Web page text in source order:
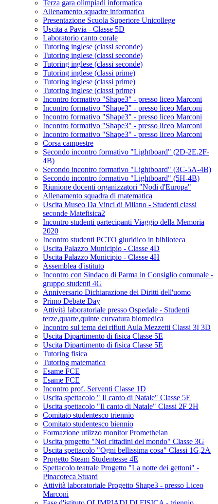
Terza gara olimpiadi informatica
Allenamento squadre informatica
Presentazione Scuola Superiore Unicollege
Uscita a Pavia - Classe 5D
Laboratorio canto corale
Tutoring inglese (classi seconde)
Tutoring inglese (classi seconde)
Tutoring inglese (classi seconde)
Tutoring inglese (classi prime)
Tutoring inglese (classi prime)
Tutoring inglese (classi prime)
Incontro formativo "Shape3" - presso liceo Marconi
Incontro formativo "Shape3" - presso liceo Marconi
Incontro formativo "Shape3" - presso liceo Marconi
Incontro formativo "Shape3" - presso liceo Marconi
Incontro formativo "Shape3" - presso liceo Marconi
Corsa campestre
Secondo incontro formativo "Lightboard" (2D-2E.2F-
4B)
Secondo incontro formativo "Lightboard" (3C-5A-4B)
Secondo incontro formativo "Lightboard" (5H-4B)
Riunione docenti organizzatori "Nodi d'Europa"
Allenamento squadra di matematica
Uscita Museo Da Vinci di Milano - Studenti classi
seconde Matefisica2
Incontro studenti partecipanti Viaggio della Memoria
2020
Incontro studenti PCTO giuridico in biblioteca
Uscita Palazzo Municipio - Classe 4D
Uscita Palazzo Municipio - Classe 4H
Assemblea d'istituto
Incontro con Sindaco di Parma in Consiglio comunale -
gruppo studenti 4G
Anniversario Dichiarazione dei Diritti dell'uomo
Primo Debate Day
Attività laboratoriale presso Ospedale - Studenti
terze,quarte,quinte curvatura biomedica
Incontro sul tema dei rifiuti Aula Mezzetti Classi 3I 3D
Uscita Dipartimento di fisica Classe 5E
Uscita Dipartimento di fisica Classe 5E
Tutoring fisica
Tutoring matematica
Esame FCE
Esame FCE
Incontro prof. Serventi Classe 1D
Uscita spettacolo " Il canto di Natale" Classe 5E
Uscita spettacolo "Il canto di Natale" Classi 2F 2H
Comitato studentesco triennio
Comitato studentesco biennio
Formazione utiizzo monitor Prometheian
Uscita progetto "Noi cittadini del mondo" Classe 3G
Uscita spettacolo "Ogni bellissima cosa" Classi 1G,2A
Progetto Steam Studentesse 4E
Spettacolo teatrale Progetto "La notte dei gettoni" -
Pinacoteca Stuard
Attività laboratoriale Progetto Shape3 - presso Liceo
Marconi